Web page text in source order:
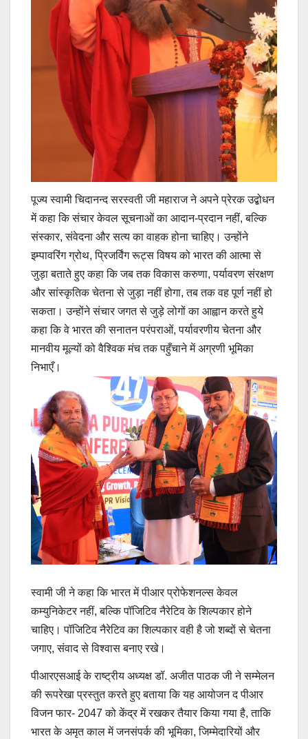
पूज्य स्वामी चिदानन्द सरस्वती जी महाराज ने अपने प्रेरक उद्बोधन
में कहा कि संचार केवल सूचनाओं का आदान-प्रदान नहीं, बल्कि
संस्कार, संवेदना और सत्य का वाहक होना चाहिए। उन्होंने
इम्पावरिंग ग्रोथ, प्रिजर्विंग रूट्स विषय को भारत की आत्मा से
जुड़ा बताते हुए कहा कि जब तक विकास करुणा, पर्यावरण संरक्षण
और सांस्कृतिक चेतना से जुड़ा नहीं होगा, तब तक वह पूर्ण नहीं हो
सकता। उन्होंने संचार जगत से जुड़े लोगों का आह्वान करते हुये
कहा कि वे भारत की सनातन परंपराओं, पर्यावरणीय चेतना और
मानवीय मूल्यों को वैश्विक मंच तक पहुँचाने में अग्रणी भूमिका
निभाएँ।
स्वामी जी ने कहा कि भारत में पीआर प्रोफेशनल्स केवल
कम्युनिकेटर नहीं, बल्कि पॉजिटिव नैरेटिव के शिल्पकार होने
चाहिए। पॉजिटिव नैरेटिव का शिल्पकार वही है जो शब्दों से चेतना
जगाए, संवाद से विश्वास बनाए रखे।
पीआरएसआई के राष्ट्रीय अध्यक्ष डॉ. अजीत पाठक जी ने सम्मेलन
की रूपरेखा प्रस्तुत करते हुए बताया कि यह आयोजन द पीआर
विजन फार- 2047 को केंद्र में रखकर तैयार किया गया है, ताकि
भारत के अमृत काल में जनसंपर्क की भूमिका, जिम्मेदारियों और